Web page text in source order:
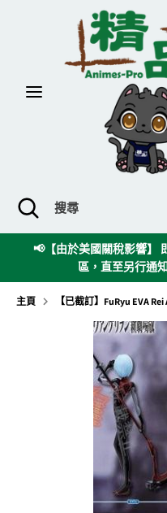
尋
搜
尋
關
閉
搜
📢【由於美國關稅影響】
區，直至另行通
主頁 【已截訂】FuRyu EVA